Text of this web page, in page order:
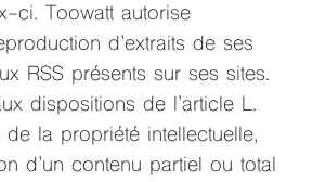
ci. Toowatt autorise
d’extraits de ses
RSS présents sur ses sites.
dispositions de l’article L.
la propriété intellectuelle,
d’un contenu partiel ou total